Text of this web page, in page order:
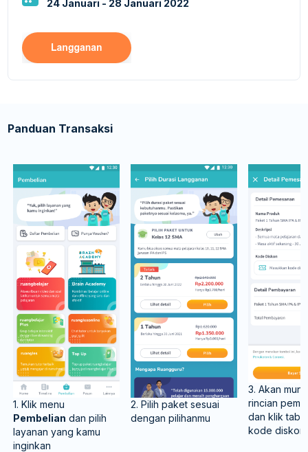
24 Januari - 28 Januari 2022
Panduan Transaksi
1. Klik menu
Pembelian dan pilih
layanan yang kamu
inginkan
2. Pilih paket sesuai
dengan pilihanmu
3. Akan
rincian
dan klik tab
kode diskon